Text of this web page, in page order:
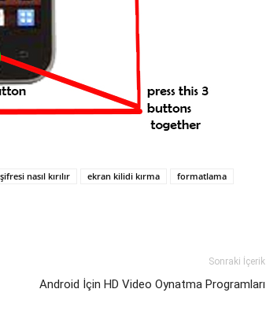
nasıl kırılır ekran kilidi kırma
formatlama
Sonraki İçerik
Android İçin HD Video Oynatma Programları